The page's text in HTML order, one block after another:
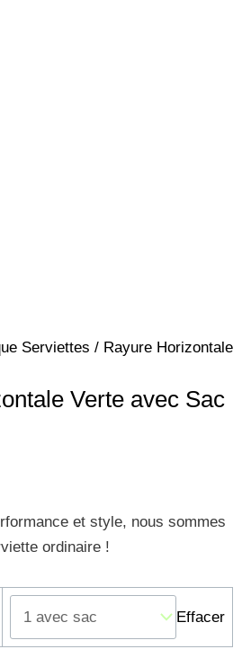
Serviettes / Rayure Horizontale
Verte avec Sac
et style, nous sommes
ordinaire !
Effacer